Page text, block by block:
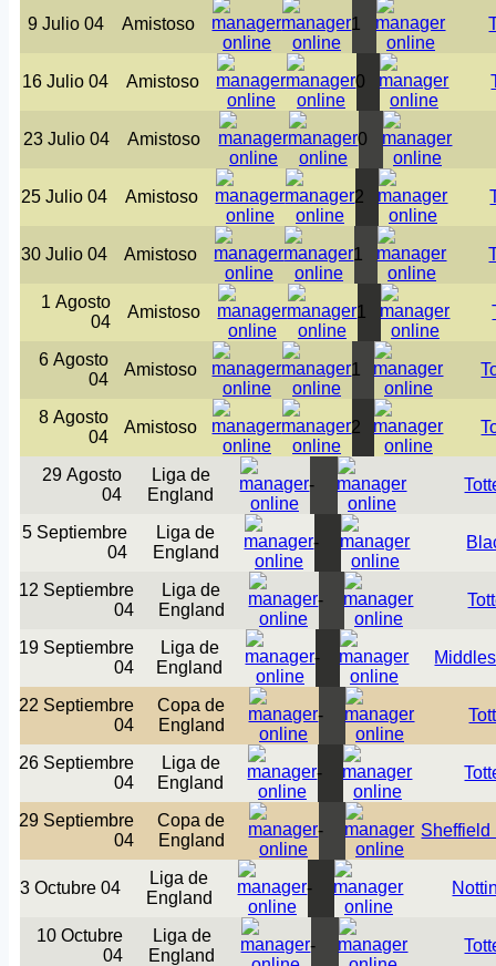
9 Julio 04 Amistoso 1
16 Julio 04 Amistoso 0
23 Julio 04 Amistoso 0
25 Julio 04 Amistoso 2
30 Julio 04 Amistoso 1
1 Agosto
04
Amistoso 1
6 Agosto
04
Amistoso 1
8 Agosto
04
Amistoso 2
29 Agosto
04
Liga de
England
-
5 Septiembre
04
Liga de
England
-
12 Septiembre
04
Liga de
England
-
19 Septiembre
04
Liga de
England
-
22 Septiembre
04
Copa de
England
-
26 Septiembre
04
Liga de
England
-
29 Septiembre
04
Copa de
England
- Sheffield
3 Octubre 04
Liga de
England
-
10 Octubre
04
Liga de
England
-